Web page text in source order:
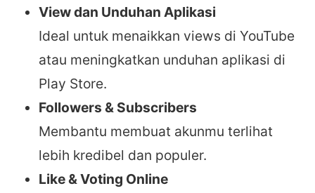
View dan Unduhan Aplikasi
Ideal untuk menaikkan views di YouTube
atau meningkatkan unduhan aplikasi di
Play Store.
Followers & Subscribers
Membantu membuat akunmu terlihat
lebih kredibel dan populer.
Like & Voting Online